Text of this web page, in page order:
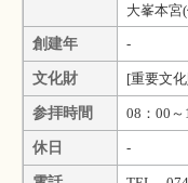
大峯本宮
創建年 -
文化財 [重要文
参拝時間 08：00～
休日 -